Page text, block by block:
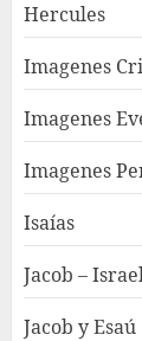
Hercules
Imagenes
Imagenes
Imagenes
Isaías
Jacob –
Jacob y Esaú